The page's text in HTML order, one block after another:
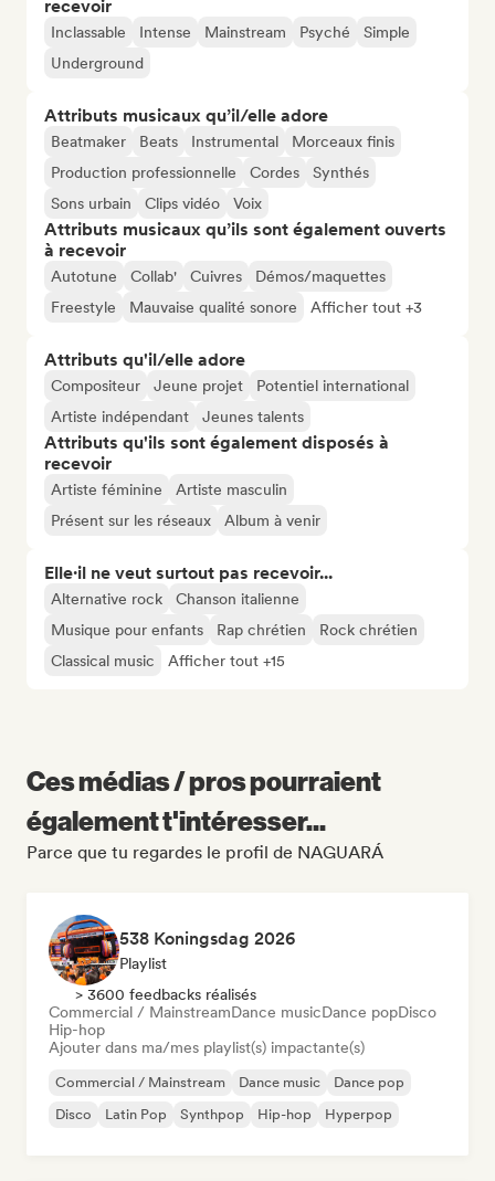
recevoir
Inclassable Intense Mainstream Psyché
Simple
Underground
Attributs musicaux qu’il/elle adore
Beatmaker Beats Instrumental
Morceaux finis
Production professionnelle
Cordes
Synthés
Sons urbain
Clips vidéo Voix
Attributs musicaux qu’ils sont également ouverts
à recevoir
Autotune Collab' Cuivres
Démos/maquettes
Freestyle
Mauvaise qualité sonore Afficher tout +3
Attributs qu'il/elle adore
Compositeur Jeune projet
Potentiel international
Artiste indépendant
Jeunes talents
Attributs qu'ils sont également disposés à
recevoir
Artiste féminine
Artiste masculin
Présent sur les réseaux
Album à venir
Elle·il ne veut surtout pas recevoir...
Alternative rock
Chanson italienne
Musique pour enfants
Rap chrétien
Rock chrétien
Classical music
Afficher tout +15
Ces médias / pros pourraient
également t'intéresser...
Parce que tu regardes le profil de NAGUARÁ
538 Koningsdag 2026
Playlist
> 3600 feedbacks réalisés
Commercial / MainstreamDance musicDance popDisco
Hip-hop
Ajouter dans ma/mes playlist(s) impactante(s)
Commercial / Mainstream Dance music
Dance pop
Disco
Latin Pop Synthpop Hip-hop Hyperpop